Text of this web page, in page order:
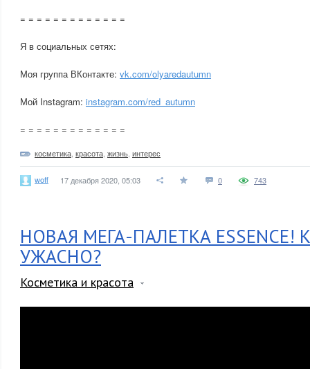
= = = = = = = = = = = = =
Я в социальных сетях:
Моя группа ВКонтакте: vk.com/olyaredautumn
Мой Instagram: instagram.com/red_autumn
= = = = = = = = = = = = =
косметика красота жизнь интерес
woff 17 декабря 2020, 05:03 0 743
НОВАЯ МЕГА-ПАЛЕТКА ESSENCE!
УЖАСНО?
Косметика и красота